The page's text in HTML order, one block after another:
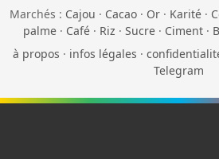
Marchés : Cajou · Cacao · Or · Karité ·
palme· Café· Riz · Sucre· Ciment·
à propos · infos légales ·
Telegram